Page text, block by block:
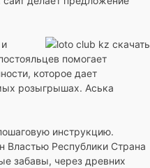
помогает
которое дает
розыгрышах. Аська
инструкцию.
Властью Республики Страна
забавы, через древних